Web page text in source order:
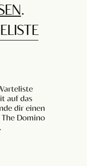
.
auf das
dir einen
The Domino